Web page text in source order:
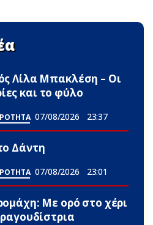
Λίλα Μπακλέση – Οι
και το φύλο
07/08/2026 23:37
Δάντη
07/08/2026 23:01
Με ορό στο χέρι